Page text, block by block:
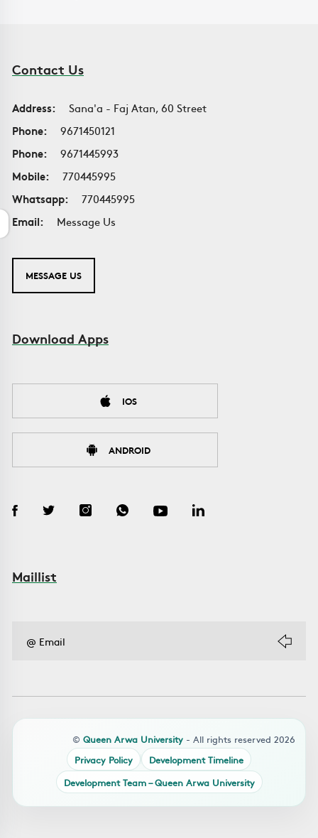
Contact Us
Address:
Sana'a - Faj Atan, 60 Street
Phone:
9671450121
Phone:
9671445993
Mobile:
770445995
Whatsapp:
770445995
Email:
Message Us
MESSAGE US
Download Apps
IOS
ANDROID
Maillist
© Queen Arwa University - All rights reserved 2026
Privacy Policy
Development Timeline
Development Team – Queen Arwa University